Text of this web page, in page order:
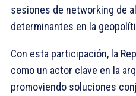
sesiones de networking de
determinantes en la
​Con esta participación, la
como un actor clave en la
promoviendo soluciones